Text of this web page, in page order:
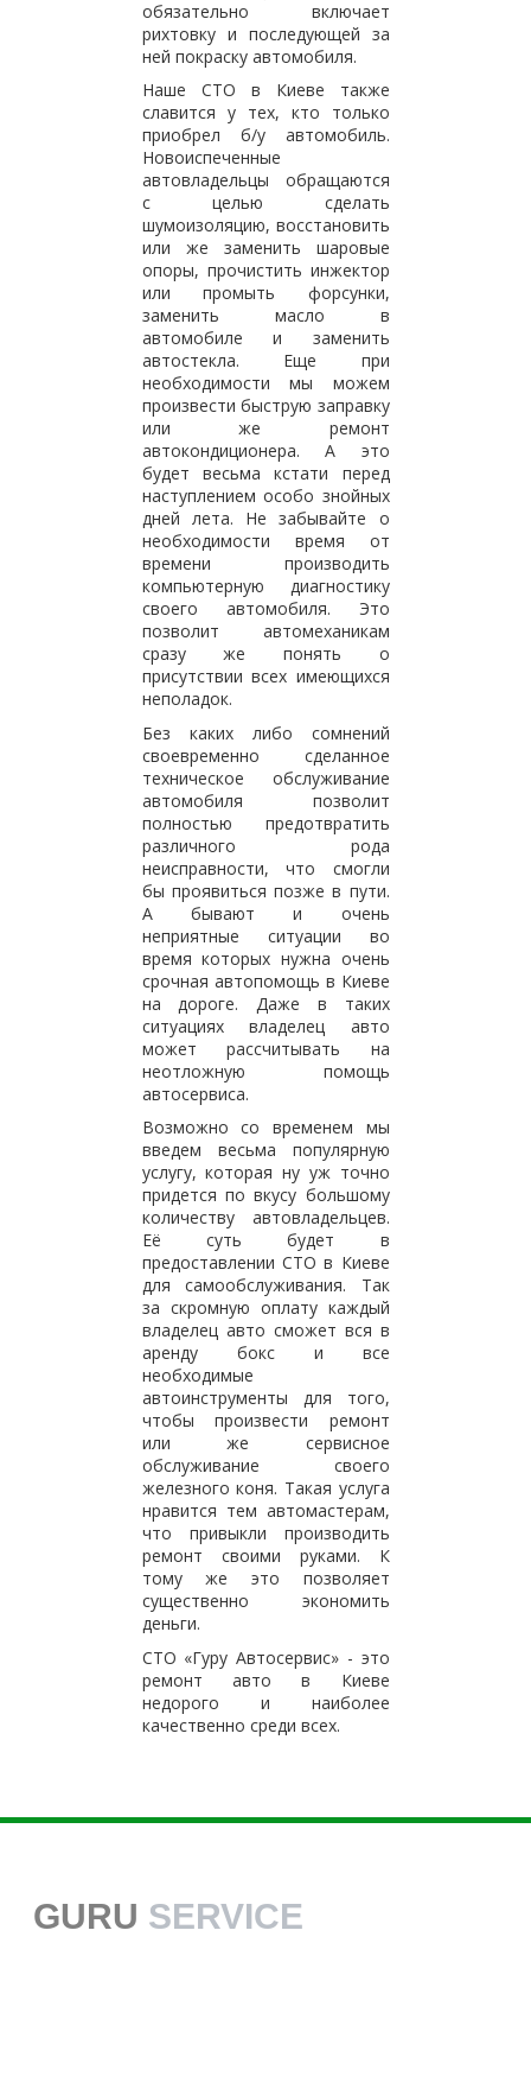
обязательно включает
рихтовку и последующей за
ней покраску автомобиля.
Наше СТО в Киеве также
славится у тех, кто только
приобрел б/у автомобиль.
Новоиспеченные
автовладельцы обращаются
с целью сделать
шумоизоляцию, восстановить
или же заменить шаровые
опоры, прочистить инжектор
или промыть форсунки,
заменить масло в
автомобиле и заменить
автостекла. Еще при
необходимости мы можем
произвести быструю заправку
или же ремонт
автокондиционера. А это
будет весьма кстати перед
наступлением особо знойных
дней лета. Не забывайте о
необходимости время от
времени производить
компьютерную диагностику
своего автомобиля. Это
позволит автомеханикам
сразу же понять о
присутствии всех имеющихся
неполадок.
Без каких либо сомнений
своевременно сделанное
техническое обслуживание
автомобиля позволит
полностью предотвратить
различного рода
неисправности, что смогли
бы проявиться позже в пути.
А бывают и очень
неприятные ситуации во
время которых нужна очень
срочная автопомощь в Киеве
на дороге. Даже в таких
ситуациях владелец авто
может рассчитывать на
неотложную помощь
автосервиса.
Возможно со временем мы
введем весьма популярную
услугу, которая ну уж точно
придется по вкусу большому
количеству автовладельцев.
Её суть будет в
предоставлении СТО в Киеве
для самообслуживания. Так
за скромную оплату каждый
владелец авто сможет вся в
аренду бокс и все
необходимые
автоинструменты для того,
чтобы произвести ремонт
или же сервисное
обслуживание своего
железного коня. Такая услуга
нравится тем автомастерам,
что привыкли производить
ремонт своими руками. К
тому же это позволяет
существенно экономить
деньги.
СТО «Гуру Автосервис» - это
ремонт авто в Киеве
недорого и наиболее
качественно среди всех.
GURU SERVICE